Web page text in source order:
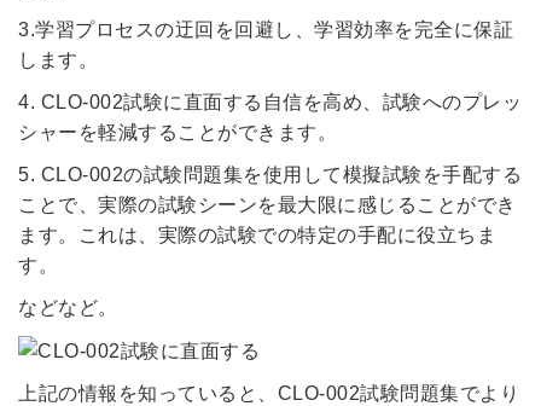
3.学習プロセスの迂回を回避し、学習効率を完全に保証
します。
4. CLO-002試験に直面する自信を高め、試験へのプレッ
シャーを軽減することができます。
5. CLO-002の試験問題集を使用して模擬試験を手配する
ことで、実際の試験シーンを最大限に感じることができ
ます。これは、実際の試験での特定の手配に役立ちま
す。
などなど。
上記の情報を知っていると、CLO-002試験問題集でより